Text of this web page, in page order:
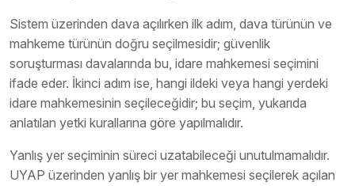
Sistem üzerinden dava açılırken ilk adım, dava türünün ve
mahkeme türünün doğru seçilmesidir; güvenlik
soruşturması davalarında bu, idare mahkemesi seçimini
ifade eder. İkinci adım ise, hangi ildeki veya hangi yerdeki
idare mahkemesinin seçileceğidir; bu seçim, yukarıda
anlatılan yetki kurallarına göre yapılmalıdır.
Yanlış yer seçiminin süreci uzatabileceği unutulmamalıdır.
UYAP üzerinden yanlış bir yer mahkemesi seçilerek açılan